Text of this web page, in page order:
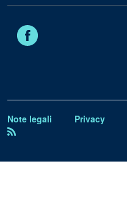
Note legali Privacy